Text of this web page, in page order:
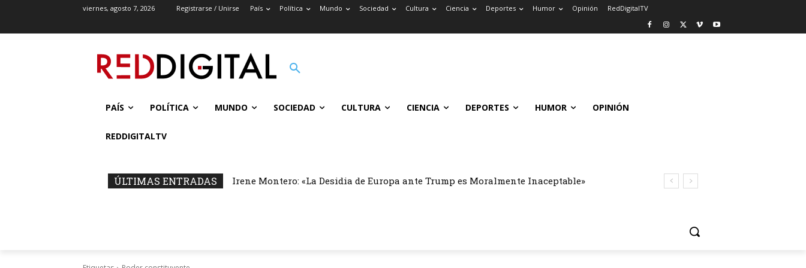
viernes, agosto 7, 2026 Registrarse / Unirse País Política Mundo Sociedad Cultura Ciencia Deportes Humor Opinión RedDigitalTV
PAÍS POLÍTICA MUNDO SOCIEDAD CULTURA CIENCIA DEPORTES HUMOR OPINIÓN
REDDIGITALTV
ÚLTIMAS ENTRADAS Irene Montero: «La Desidia de Europa ante Trump es Moralmente Inaceptable»